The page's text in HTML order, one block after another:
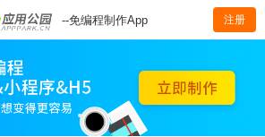
--免编程制作App 注册